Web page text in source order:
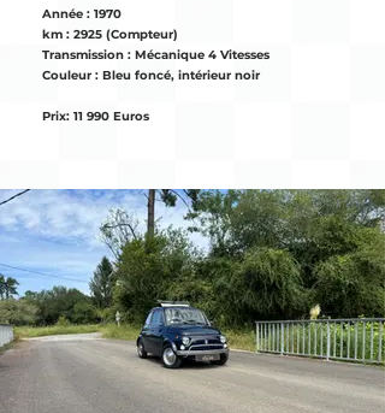
Année : 1970
km : 2925 (Compteur)
Transmission : Mécanique 4 Vitesses
Couleur : Bleu foncé, intérieur noir
Prix: 11 990 Euros